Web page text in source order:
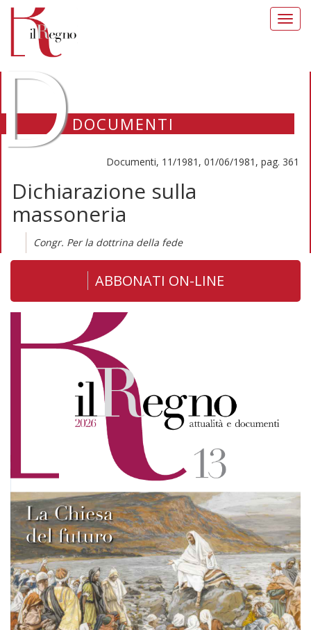
DOCUMENTI
Documenti, 11/1981, 01/06/1981, pag. 361
Dichiarazione sulla
massoneria
Congr. Per la dottrina della fede
ABBONATI ON-LINE